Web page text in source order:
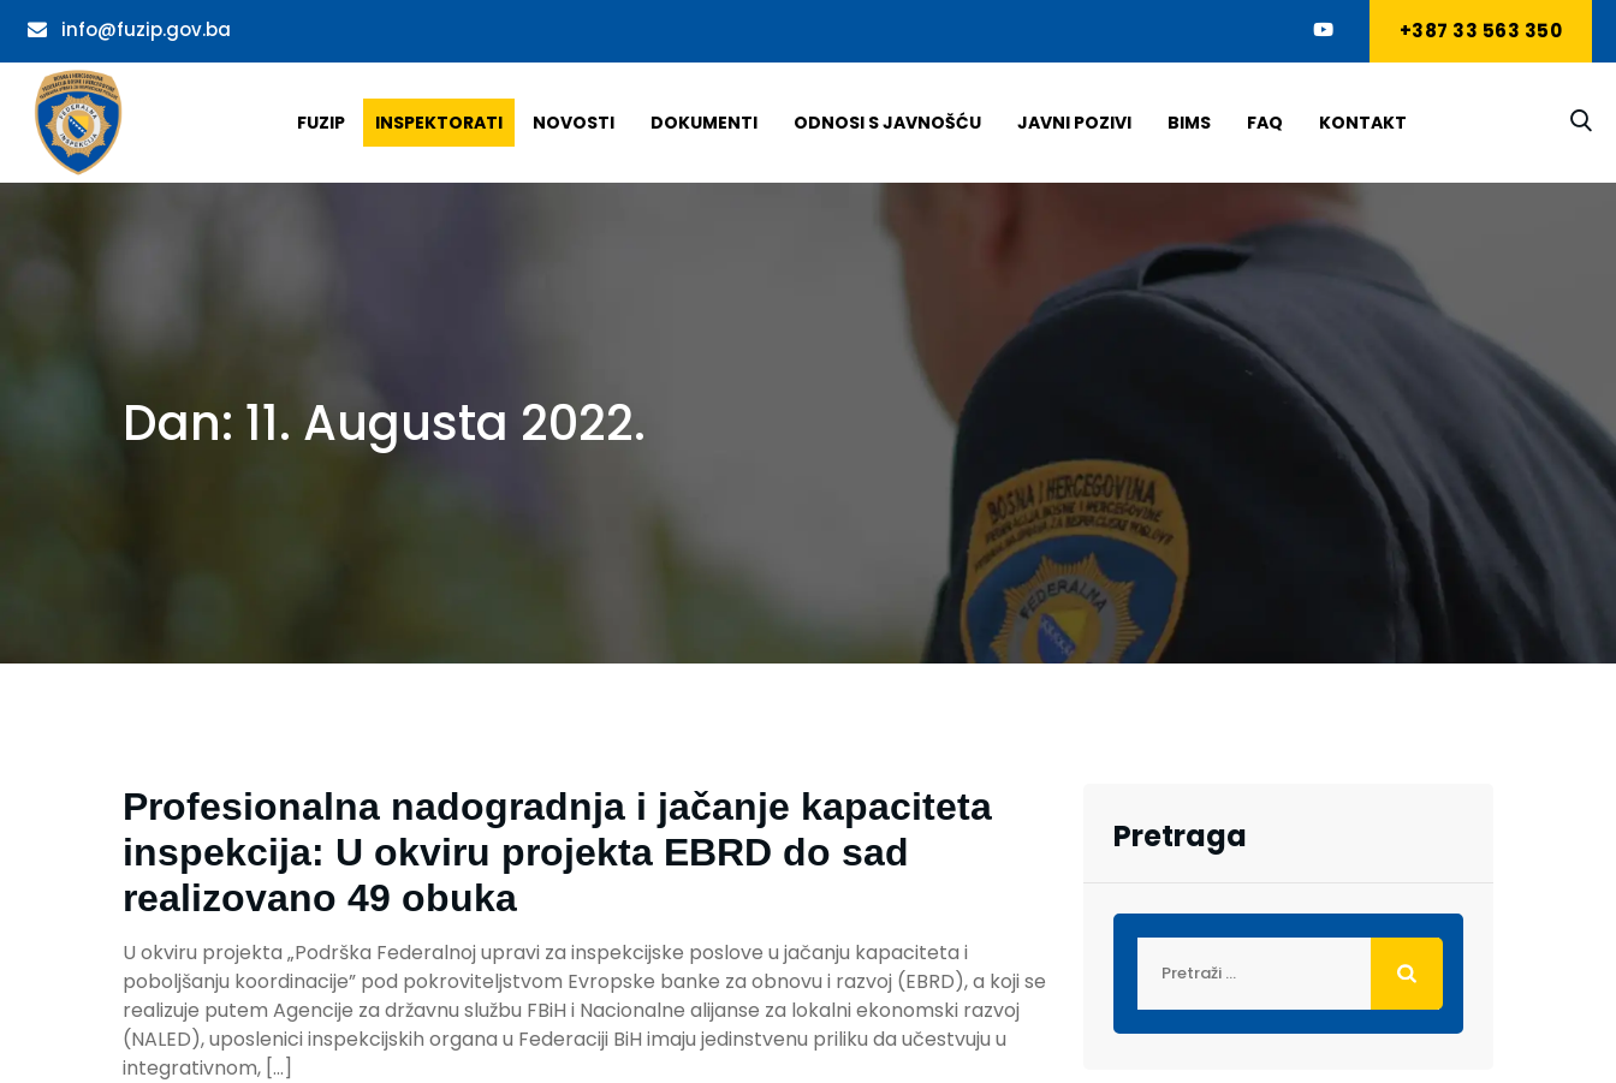
info@fuzip.gov.ba +387 33 563 350
FUZIP INSPEKTORATI NOVOSTI DOKUMENTI ODNOSI S JAVNOŠĆU JAVNI POZIVI BIMS FAQ KONTAKT
Dan: 11. Augusta 2022.
Profesionalna nadogradnja i jačanje kapaciteta
inspekcija: U okviru projekta EBRD do sad
realizovano 49 obuka
U okviru projekta „Podrška Federalnoj upravi za inspekcijske poslove u jačanju kapaciteta i
poboljšanju koordinacije” pod pokroviteljstvom Evropske banke za obnovu i razvoj (EBRD), a koji se
realizuje putem Agencije za državnu službu FBiH i Nacionalne alijanse za lokalni ekonomski razvoj
(NALED), uposlenici inspekcijskih organa u Federaciji BiH imaju jedinstvenu priliku da učestvuju u
integrativnom, […]
Pretraga